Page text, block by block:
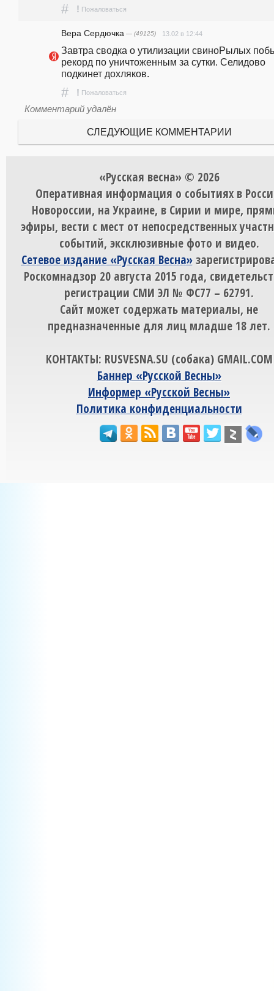
# ! Пожаловаться
Вера Сердючка — (49125) 13.02 в 12:44
Завтра сводка о утилизации свиноРылых
рекорд по уничтоженным за сутки. Селидово
подкинет дохляков.
# ! Пожаловаться
Комментарий удалён
СЛЕДУЮЩИЕ КОММЕНТАРИИ
«Русская весна» © 2026
Оперативная информация о событиях в
Новороссии, на Украине, в Сирии и мире,
эфиры, вести с мест от непосредственных
событий, эксклюзивные фото и видео.
Сетевое издание «Русская Весна»
Роскомнадзор 20 августа 2015 года,
регистрации СМИ ЭЛ № ФС77 – 62791.
Сайт может содержать материалы, не
предназначенные для лиц младше 18 лет.
КОНТАКТЫ: RUSVESNA.SU (собака) GMAIL.COM
Баннер «Русской Весны»
Информер «Русской Весны»
Политика конфиденциальности